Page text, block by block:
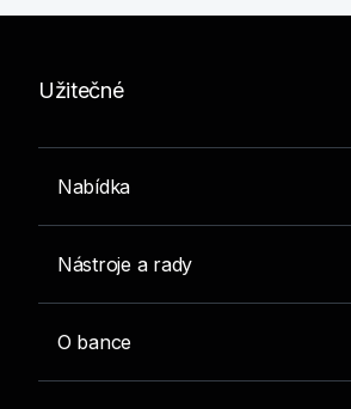
Užitečné
Nabídka
Nástroje a rady
O bance